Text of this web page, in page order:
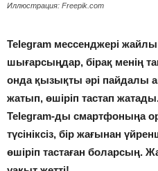
Иллюстрация: Freepik.com
Telegram мессенджері
шығарсыңдар, бірақ менің
онда қызықты әрі пайдалы
жатып, өшіріп тастап
Telegram-ды смартфоныңа
түсініксіз, бір жағынан
өшіріп тастаған боларсың.